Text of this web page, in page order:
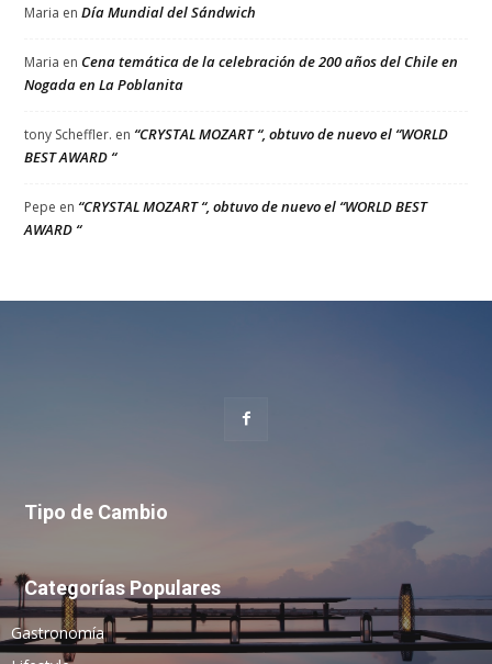
Maria en Día Mundial del Sándwich
Maria en Cena temática de la celebración de 200 años del Chile en
Nogada en La Poblanita
tony Scheffler. en “CRYSTAL MOZART “, obtuvo de nuevo el “WORLD
BEST AWARD “
Pepe en “CRYSTAL MOZART “, obtuvo de nuevo el “WORLD BEST
AWARD “
Tipo de Cambio
Categorías Populares
Gastronomía